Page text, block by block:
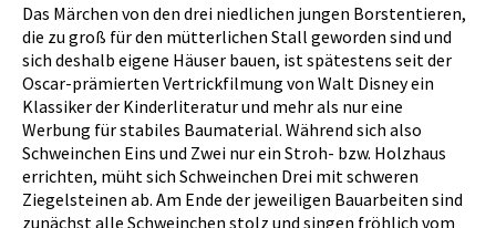
Das Märchen von den drei niedlichen jungen Borstentieren,
die zu groß für den mütterlichen Stall geworden sind und
sich deshalb eigene Häuser bauen, ist spätestens seit der
Oscar-prämierten Vertrickfilmung von Walt Disney ein
Klassiker der Kinderliteratur und mehr als nur eine
Werbung für stabiles Baumaterial. Während sich also
Schweinchen Eins und Zwei nur ein Stroh- bzw. Holzhaus
errichten, müht sich Schweinchen Drei mit schweren
Ziegelsteinen ab. Am Ende der jeweiligen Bauarbeiten sind
zunächst alle Schweinchen stolz und singen fröhlich vom